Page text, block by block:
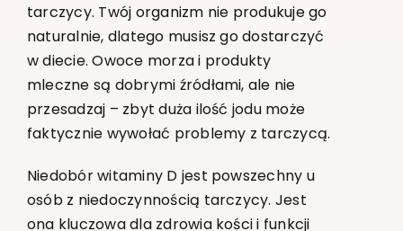
tarczycy. Twój organizm nie produkuje go
naturalnie, dlatego musisz go dostarczyć
w diecie. Owoce morza i produkty
mleczne są dobrymi źródłami, ale nie
przesadzaj – zbyt duża ilość jodu może
faktycznie wywołać problemy z tarczycą.
Niedobór witaminy D jest powszechny u
osób z niedoczynnością tarczycy. Jest
ona kluczowa dla zdrowia kości i funkcji